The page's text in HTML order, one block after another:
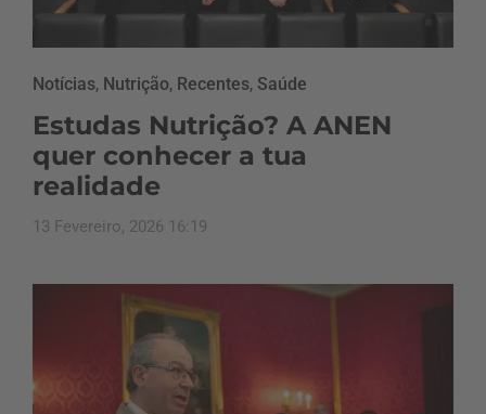
Notícias, Nutrição, Recentes, Saúde
Estudas Nutrição? A ANEN
quer conhecer a tua
realidade
13 Fevereiro, 2026 16:19